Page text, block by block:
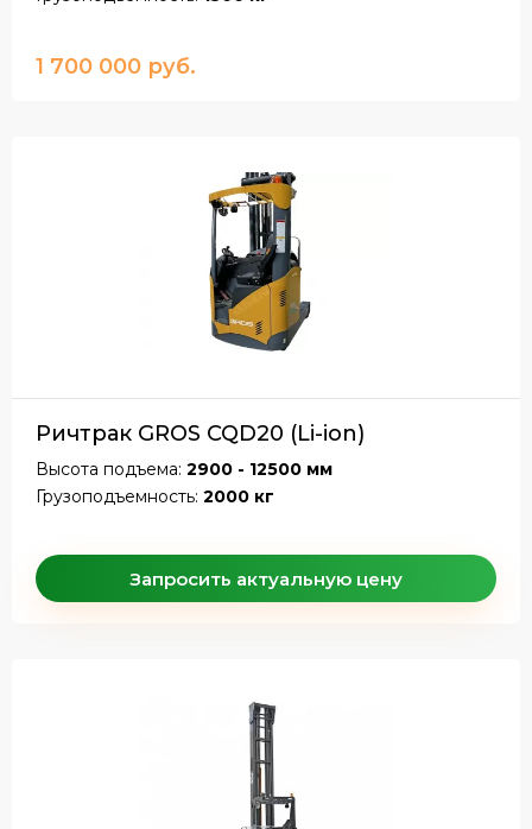
1 700 000 руб.
Ричтрак GROS CQD20 (Li-ion)
Высота подъема: 2900 - 12500 мм
Грузоподъемность: 2000 кг
Запросить актуальную цену